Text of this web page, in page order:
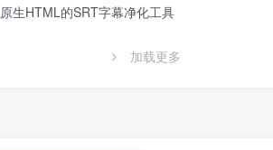
原生HTML的SRT字幕净化工具
加载更多